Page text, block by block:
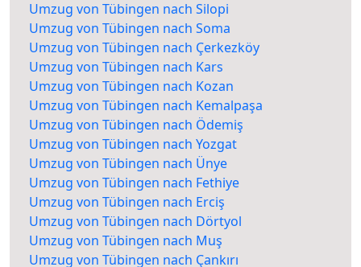
Umzug von Tübingen nach Silopi
Umzug von Tübingen nach Soma
Umzug von Tübingen nach Çerkezköy
Umzug von Tübingen nach Kars
Umzug von Tübingen nach Kozan
Umzug von Tübingen nach Kemalpaşa
Umzug von Tübingen nach Ödemiş
Umzug von Tübingen nach Yozgat
Umzug von Tübingen nach Ünye
Umzug von Tübingen nach Fethiye
Umzug von Tübingen nach Erciş
Umzug von Tübingen nach Dörtyol
Umzug von Tübingen nach Muş
Umzug von Tübingen nach Çankırı